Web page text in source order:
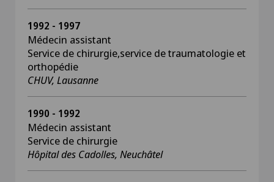
1992 - 1997
Médecin assistant
Service de chirurgie,service de traumatologie et
orthopédie
CHUV, Lausanne
1990 - 1992
Médecin assistant
Service de chirurgie
Hôpital des Cadolles, Neuchâtel